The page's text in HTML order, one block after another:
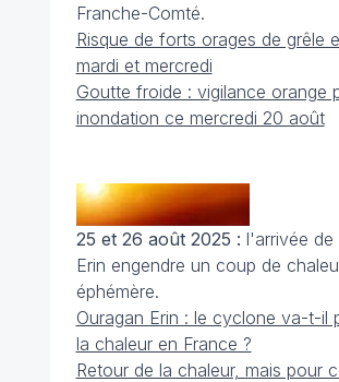
Franche-Comté.
Risque de forts orages de grêle
mardi et mercredi
Goutte froide : vigilance orange
inondation ce mercredi 20 août
25 et 26 août 2025 : l'arrivée de
Erin engendre un coup de
éphémère.
Ouragan Erin : le cyclone va-t-il
la chaleur en France ?
Retour de la chaleur, mais pour